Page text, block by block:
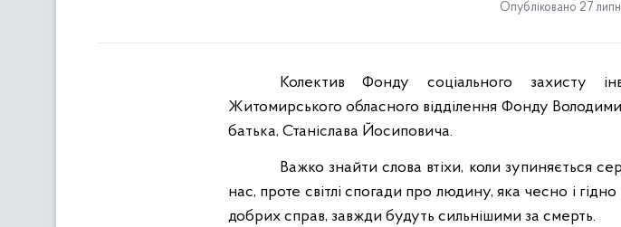
Опубліковано 27
Колектив Фонду соціального захисту
Житомирського обласного відділення Фонду
батька, Станіслава Йосиповича.
Важко знайти слова втіхи, коли зупиняється
нас, проте світлі спогади про людину, яка чесно і
добрих справ, завжди будуть сильнішими за смерть.